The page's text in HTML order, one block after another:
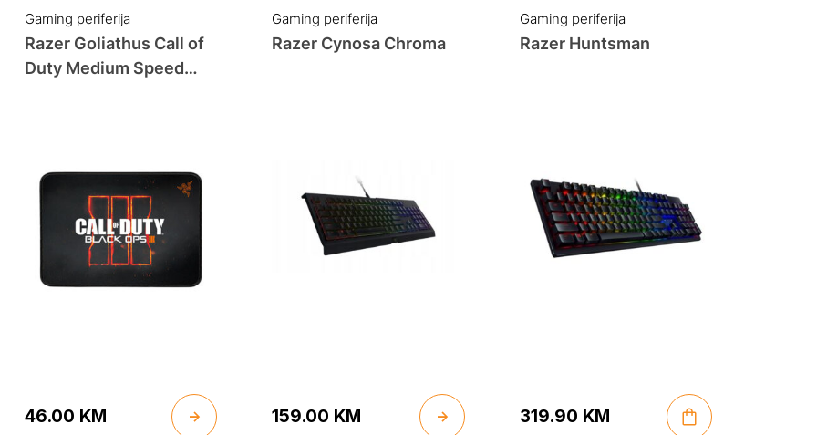
Gaming periferija
Razer Goliathus Call of
Duty Medium Speed
46.00 KM
Gaming periferija
Razer Cynosa Chroma
159.00 KM
Gaming periferija
Razer Huntsman
319.90 KM